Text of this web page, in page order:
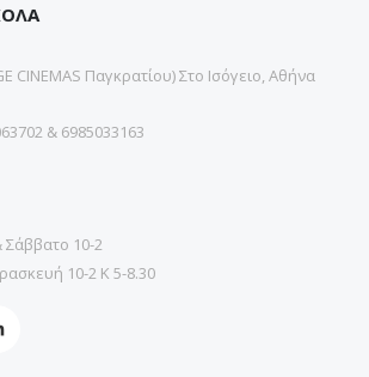
CINEMAS Παγκρατίου) Στο Ισόγειο, Αθήνα
& 6985033163
Σάββατο 10-2
10-2 Κ 5-8.30